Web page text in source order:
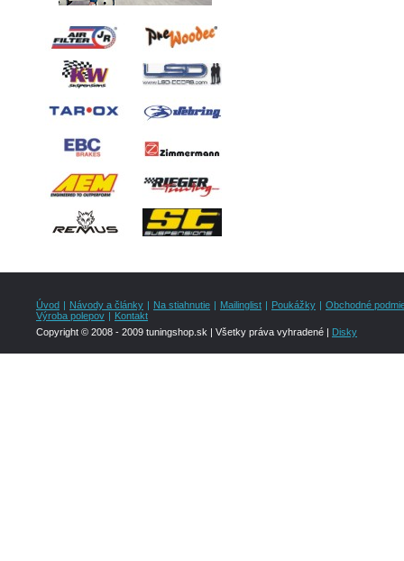
Úvod | Návody a články | Na stiahnutie | Mailinglist | Poukážky | Obchodné
Výroba polepov | Kontakt
Copyright © 2008 - 2009 tuningshop.sk | Všetky práva vyhradené | Disky